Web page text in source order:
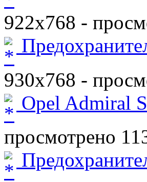
922x768 -
930x768 -
Opel Admiral
просмотрено